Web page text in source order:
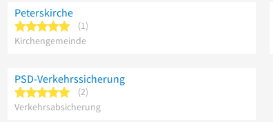
Peterskirche
5 von 5 Sternen
1
Kirchengemeinde
PSD-Verkehrssicherung
5 von 5 Sternen
2
Verkehrsabsicherung